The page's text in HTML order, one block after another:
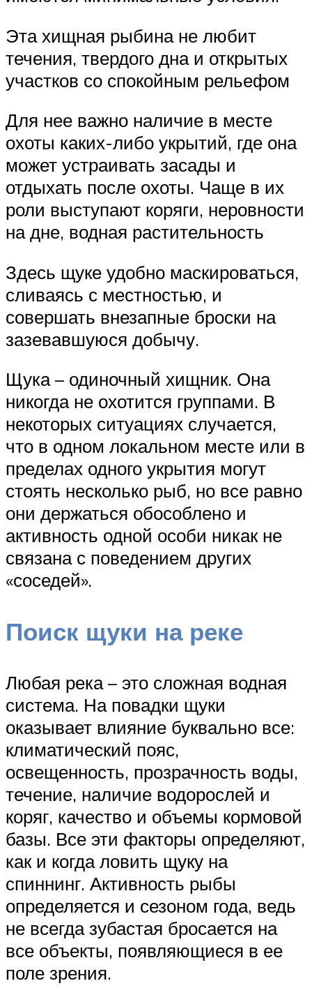
Эта хищная рыбина не любит
течения, твердого дна и открытых
участков со спокойным рельефом
Для нее важно наличие в месте
охоты каких-либо укрытий, где она
может устраивать засады и
отдыхать после охоты. Чаще в их
роли выступают коряги, неровности
на дне, водная растительность
Здесь щуке удобно маскироваться,
сливаясь с местностью, и
совершать внезапные броски на
зазевавшуюся добычу.
Щука – одиночный хищник. Она
никогда не охотится группами. В
некоторых ситуациях случается,
что в одном локальном месте или в
пределах одного укрытия могут
стоять несколько рыб, но все равно
они держаться обособлено и
активность одной особи никак не
связана с поведением других
«соседей».
Поиск щуки на реке
Любая река – это сложная водная
система. На повадки щуки
оказывает влияние буквально все:
климатический пояс,
освещенность, прозрачность воды,
течение, наличие водорослей и
коряг, качество и объемы кормовой
базы. Все эти факторы определяют,
как и когда ловить щуку на
спиннинг. Активность рыбы
определяется и сезоном года, ведь
не всегда зубастая бросается на
все объекты, появляющиеся в ее
поле зрения.